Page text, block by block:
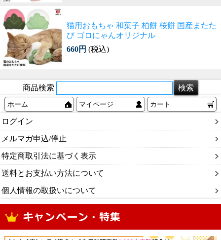
猫用おもちゃ 和菓子 柏餅 桜餅 国産またた
び ゴロにゃんオリジナル
660円 (税込)
商品検索
ホーム マイページ カート
ログイン
メルマガ申込/停止
特定商取引法に基づく表示
送料とお支払い方法について
個人情報の取扱いについて